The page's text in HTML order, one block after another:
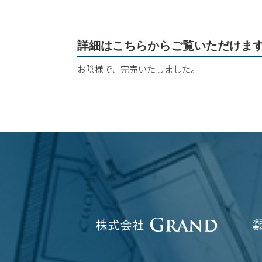
詳細はこちらからご覧いただけま
お陰様で、完売いたしました。